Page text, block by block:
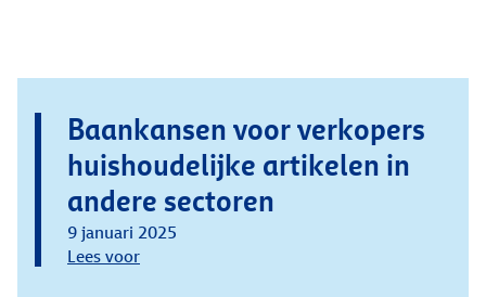
Baankansen voor verkopers
huishoudelijke artikelen in
andere sectoren
9 januari 2025
Lees voor